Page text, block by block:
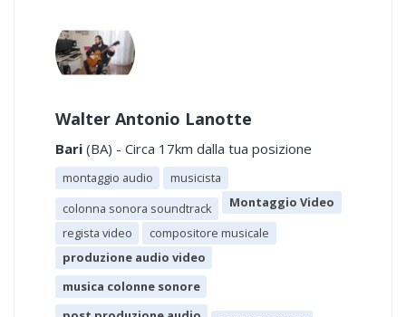
Walter Antonio Lanotte
Bari (BA) - Circa 17km dalla tua posizione
montaggio audio
musicista
colonna sonora soundtrack
Montaggio Video
regista video
compositore musicale
produzione audio video
musica colonne sonore